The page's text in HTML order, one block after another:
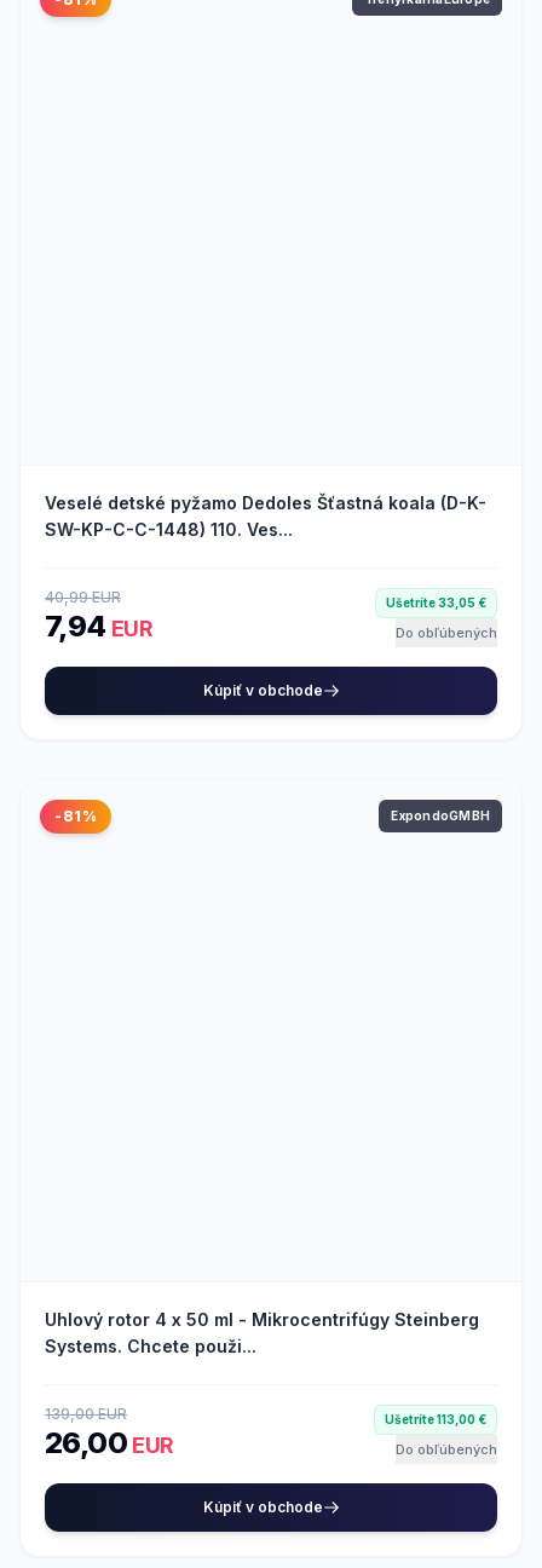
Veselé detské pyžamo Dedoles Šťastná koala (D-K-
SW-KP-C-C-1448) 110. Ves...
40,99 EUR
7,94 EUR
Ušetríte 33,05 €
Do obľúbených
Kúpiť v obchode
-81% ExpondoGMBH
Uhlový rotor 4 x 50 ml - Mikrocentrifúgy Steinberg
Systems. Chcete použi...
139,00 EUR
26,00 EUR
Ušetríte 113,00 €
Do obľúbených
Kúpiť v obchode